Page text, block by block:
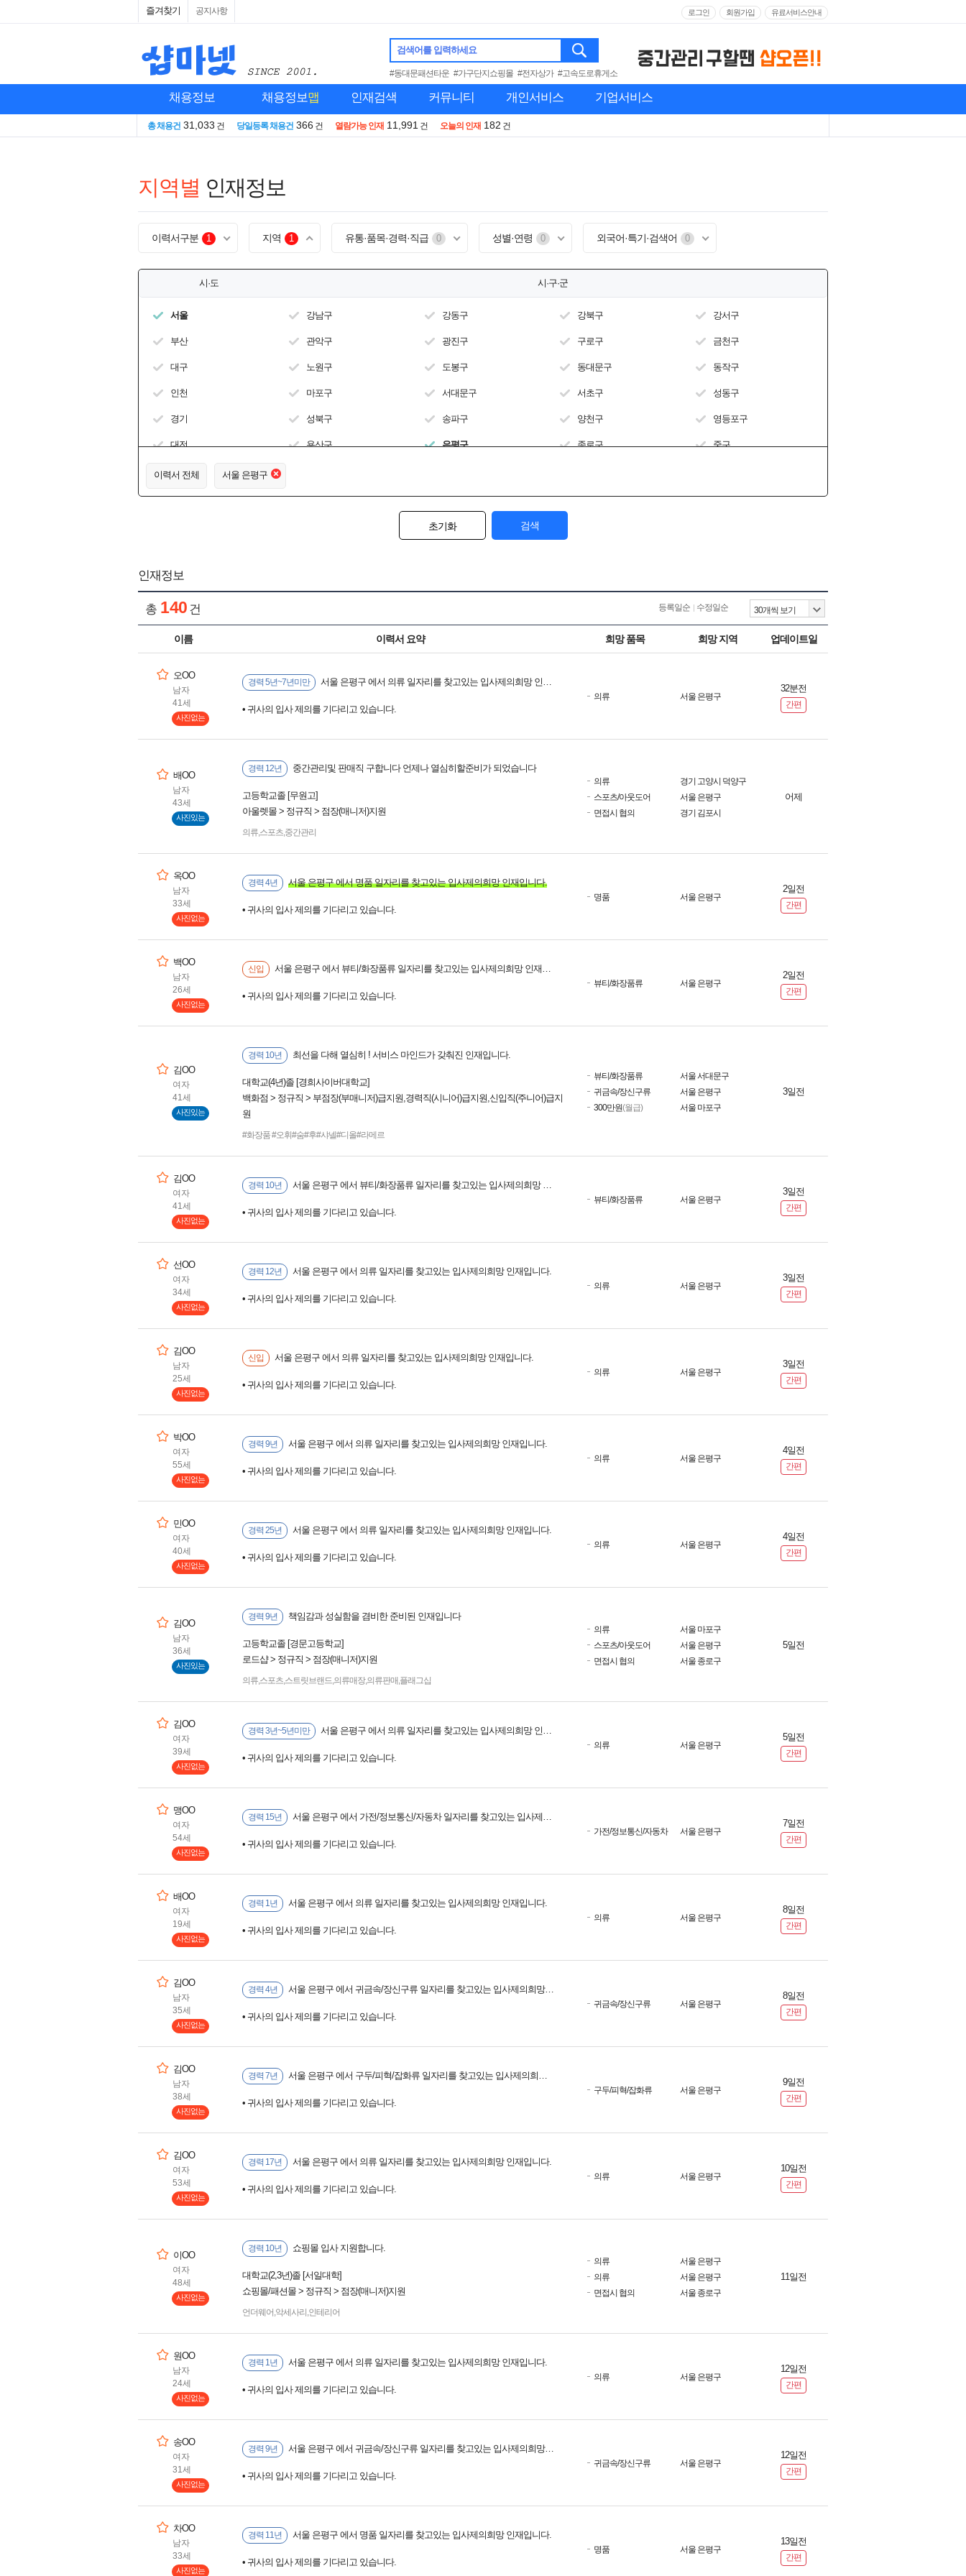
즐겨찾기 공지사항 로그인 회원가입 유료서비스안내
검색어를 입력하세요
#동대문패션타운 #가구단지쇼핑몰 #전자상가 #고속도로휴게소
채용정보 채용정보맵 인재검색 커뮤니티 개인서비스 기업서비스
총 채용건 31,033 건 당일등록 채용건 366 건 열람가능 인재 11,991 건 오늘의 인재 182 건
지역별 인재정보
이력서구분 1 지역 1 유통·품목·경력·직급 0 성별·연령 0 외국어·특기·검색어 0
시·도 시·구·군
서울
부산
대구
인천
경기
대전
울산
세종
충남
전북
전남광주
경북
경남
제주
전국
강남구 강동구 강북구 강서구
관악구 광진구 구로구 금천구
노원구 도봉구 동대문구 동작구
마포구 서대문구 서초구 성동구
성북구 송파구 양천구 영등포구
용산구 은평구 종로구 중구
이력서 전체 서울 은평구
초기화 검색
인재정보
총 140 건 등록일순 수정일순
이름 이력서 요약 희망 품목 희망 지역 업데이트일
오OO
남자
41세
사진없는
경력 5년~7년미만 서울 은평구 에서 의류 일자리를 찾고있는 입사제의희망 인재입니다.
• 귀사의 입사 제의를 기다리고 있습니다.
의류 서울 은평구
32분전
간편
배OO
남자
43세
사진있는
경력 12년 중간관리및 판매직 구합니다 언제나 열심히할준비가 되었습니다
고등학교졸 [무원고]
아울렛몰 > 정규직 > 점장(매니저)지원
의류,스포츠,중간관리
의류
스포츠/아웃도어
면접시 협의
경기 고양시 덕양구
서울 은평구
경기 김포시
어제
옥OO
남자
33세
사진없는
경력 4년 서울 은평구 에서 명품 일자리를 찾고있는 입사제의희망 인재입니다.
• 귀사의 입사 제의를 기다리고 있습니다.
명품 서울 은평구
2일전
간편
백OO
남자
26세
사진없는
신입 서울 은평구 에서 뷰티/화장품류 일자리를 찾고있는 입사제의희망 인재입니다.
• 귀사의 입사 제의를 기다리고 있습니다.
뷰티/화장품류 서울 은평구
2일전
간편
김OO
여자
41세
사진있는
경력 10년 최선을 다해 열심히 ! 서비스 마인드가 갖춰진 인재입니다.
대학교(4년)졸 [경희사이버대학교]
백화점 > 정규직 > 부점장(부매니저)급지원,경력직(시니어)급지원,신입직(주니어)급지
원
#화장품 #오휘#숨#후#샤넬#디올#라메르
뷰티/화장품류
귀금속/장신구류
300만원(월급)
서울 서대문구
서울 은평구
서울 마포구
3일전
김OO
여자
41세
사진없는
경력 10년 서울 은평구 에서 뷰티/화장품류 일자리를 찾고있는 입사제의희망 인재입니다.
• 귀사의 입사 제의를 기다리고 있습니다.
뷰티/화장품류 서울 은평구
3일전
간편
선OO
여자
34세
사진없는
경력 12년 서울 은평구 에서 의류 일자리를 찾고있는 입사제의희망 인재입니다.
• 귀사의 입사 제의를 기다리고 있습니다.
의류 서울 은평구
3일전
간편
김OO
남자
25세
사진없는
신입 서울 은평구 에서 의류 일자리를 찾고있는 입사제의희망 인재입니다.
• 귀사의 입사 제의를 기다리고 있습니다.
의류 서울 은평구
3일전
간편
박OO
여자
55세
사진없는
경력 9년 서울 은평구 에서 의류 일자리를 찾고있는 입사제의희망 인재입니다.
• 귀사의 입사 제의를 기다리고 있습니다.
의류 서울 은평구
4일전
간편
민OO
여자
40세
사진없는
경력 25년 서울 은평구 에서 의류 일자리를 찾고있는 입사제의희망 인재입니다.
• 귀사의 입사 제의를 기다리고 있습니다.
의류 서울 은평구
4일전
간편
김OO
남자
36세
사진있는
경력 9년 책임감과 성실함을 겸비한 준비된 인재입니다
고등학교졸 [경문고등학교]
로드샵 > 정규직 > 점장(매니저)지원
의류,스포츠,스트릿브랜드,의류매장,의류판매 ,플래그십
의류
스포츠/아웃도어
면접시 협의
서울 마포구
서울 은평구
서울 종로구
5일전
김OO
여자
39세
사진없는
경력 3년~5년미만 서울 은평구 에서 의류 일자리를 찾고있는 입사제의희망 인재입니다.
• 귀사의 입사 제의를 기다리고 있습니다.
의류 서울 은평구
5일전
간편
맹OO
여자
54세
사진없는
경력 15년 서울 은평구 에서 가전/정보통신/자동차 일자리를 찾고있는 입사제의희망 인재입니다.
• 귀사의 입사 제의를 기다리고 있습니다.
가전/정보통신/자동차 서울 은평구
7일전
간편
배OO
여자
19세
사진없는
경력 1년 서울 은평구 에서 의류 일자리를 찾고있는 입사제의희망 인재입니다.
• 귀사의 입사 제의를 기다리고 있습니다.
의류 서울 은평구
8일전
간편
김OO
남자
35세
사진없는
경력 4년 서울 은평구 에서 귀금속/장신구류 일자리를 찾고있는 입사제의희망 인재입니다.
• 귀사의 입사 제의를 기다리고 있습니다.
귀금속/장신구류 서울 은평구
8일전
간편
김OO
남자
38세
사진없는
경력 7년 서울 은평구 에서 구두/피혁/잡화류 일자리를 찾고있는 입사제의희망 인재입니다.
• 귀사의 입사 제의를 기다리고 있습니다.
구두/피혁/잡화류 서울 은평구
9일전
간편
김OO
여자
53세
사진없는
경력 17년 서울 은평구 에서 의류 일자리를 찾고있는 입사제의희망 인재입니다.
• 귀사의 입사 제의를 기다리고 있습니다.
의류 서울 은평구
10일전
간편
이OO
여자
48세
사진없는
경력 10년 쇼핑몰 입사 지원합니다.
대학교(2,3년)졸 [서일대학]
쇼핑몰/패션몰 > 정규직 > 점장(매니저)지원
언더웨어,악세사리 ,인테리어
의류
의류
면접시 협의
서울 은평구
서울 은평구
서울 종로구
11일전
원OO
남자
24세
사진없는
경력 1년 서울 은평구 에서 의류 일자리를 찾고있는 입사제의희망 인재입니다.
• 귀사의 입사 제의를 기다리고 있습니다.
의류 서울 은평구
12일전
간편
송OO
여자
31세
사진없는
경력 9년 서울 은평구 에서 귀금속/장신구류 일자리를 찾고있는 입사제의희망 인재입니다.
• 귀사의 입사 제의를 기다리고 있습니다.
귀금속/장신구류 서울 은평구
12일전
간편
차OO
남자
33세
사진없는
경력 11년 서울 은평구 에서 명품 일자리를 찾고있는 입사제의희망 인재입니다.
• 귀사의 입사 제의를 기다리고 있습니다.
명품 서울 은평구
13일전
간편